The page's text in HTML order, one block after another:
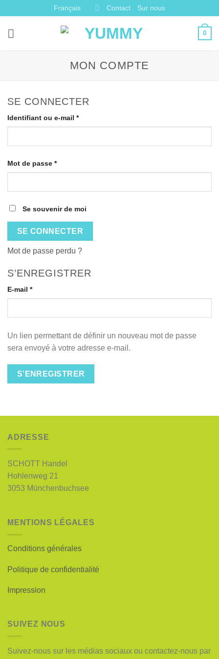
au
contenu
Français Contact Sur nous
0
MON COMPTE
SE CONNECTER
Identifiant ou e-mail *Obligatoire
Mot de passe *Obligatoire
Se souvenir de moi
SE CONNECTER
Mot de passe perdu ?
S’ENREGISTRER
E-mail *Obligatoire
Un lien permettant de définir un nouveau mot de passe
sera envoyé à votre adresse e-mail.
S’ENREGISTRER
ADRESSE
SCHOTT Handel
Hohlenweg 21
3053 Münchenbuchsee
MENTIONS LÉGALES
Conditions générales
Politique de confidentialité
Impression
SUIVEZ NOUS
Suivez-nous sur les médias sociaux ou contactez-nous par